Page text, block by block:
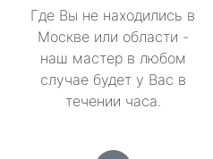
Где Вы не находились в
Москве или области -
наш мастер в любом
случае будет у Вас в
течении часа.